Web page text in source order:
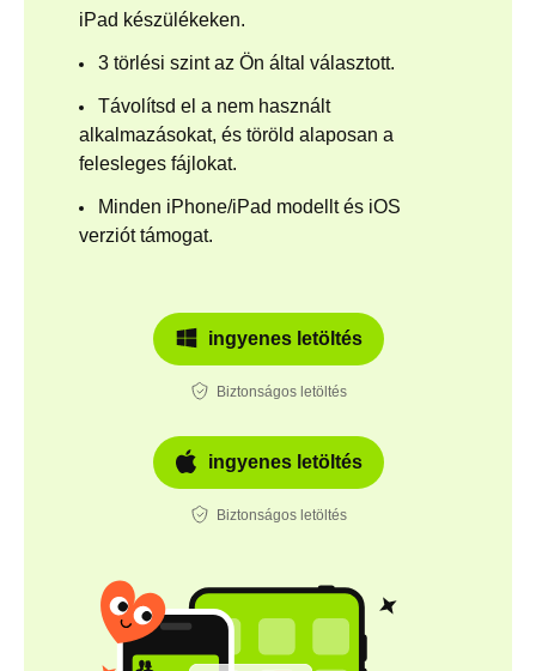
iPad készülékeken.
3 törlési szint az Ön által választott.
Távolítsd el a nem használt
alkalmazásokat, és töröld alaposan a
felesleges fájlokat.
Minden iPhone/iPad modellt és iOS
verziót támogat.
ingyenes letöltés
Biztonságos letöltés
ingyenes letöltés
Biztonságos letöltés